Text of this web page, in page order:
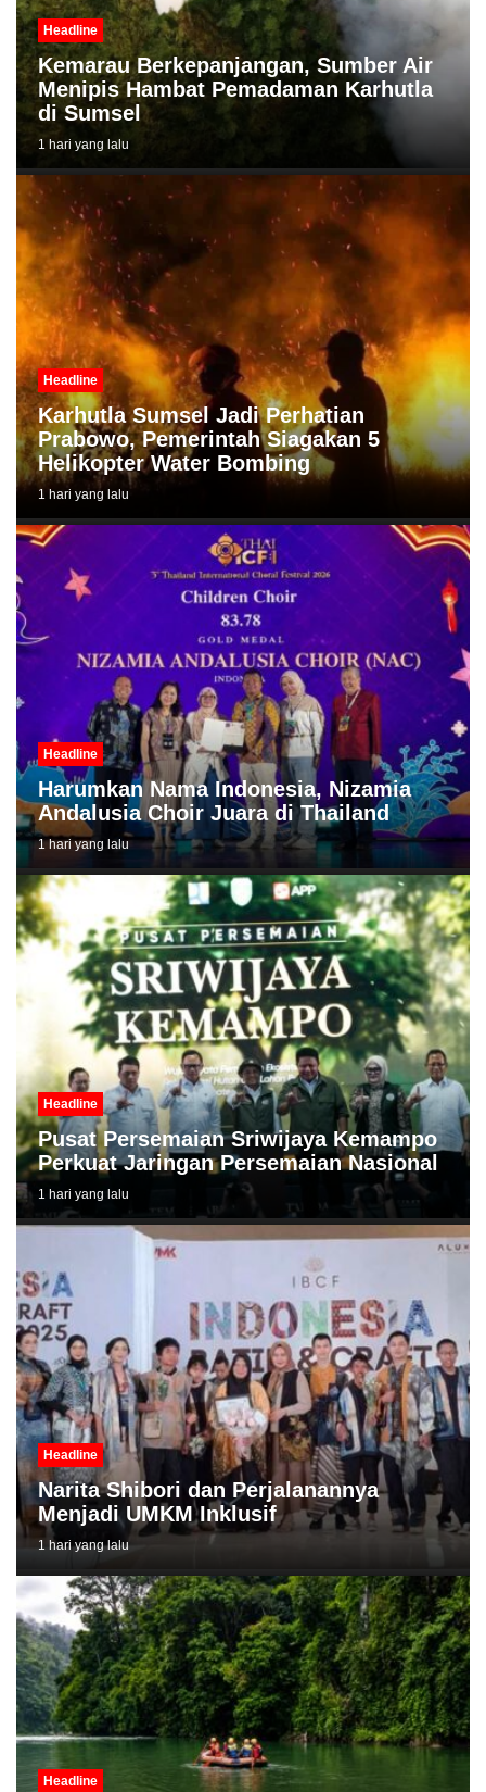
Headline
Kemarau Berkepanjangan, Sumber Air
Menipis Hambat Pemadaman Karhutla
di Sumsel
1 hari yang lalu
Headline
Karhutla Sumsel Jadi Perhatian
Prabowo, Pemerintah Siagakan 5
Helikopter Water Bombing
1 hari yang lalu
Headline
Harumkan Nama Indonesia, Nizamia
Andalusia Choir Juara di Thailand
1 hari yang lalu
Headline
Pusat Persemaian Sriwijaya Kemampo
Perkuat Jaringan Persemaian Nasional
1 hari yang lalu
Headline
Narita Shibori dan Perjalanannya
Menjadi UMKM Inklusif
1 hari yang lalu
Headline